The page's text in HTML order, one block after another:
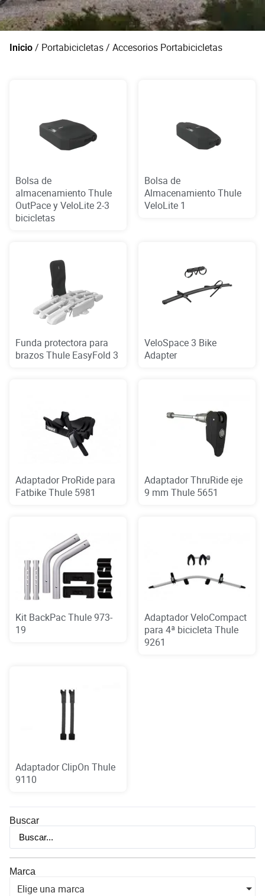
Inicio / Portabicicletas/ Accesorios Portabicicletas
Buscar
Marca
Elige una marca
Bolsa de
almacenamiento Thule
OutPace y VeloLite 2-3
bicicletas
Bolsa de
Almacenamiento Thule
VeloLite 1
Funda protectora para
brazos Thule EasyFold 3
VeloSpace 3 Bike
Adapter
Adaptador ProRide para
Fatbike Thule 5981
Adaptador ThruRide eje
9 mm Thule 5651
Kit BackPac Thule 973-
19
Adaptador VeloCompact
para 4ª bicicleta Thule
9261
Adaptador ClipOn Thule
9110